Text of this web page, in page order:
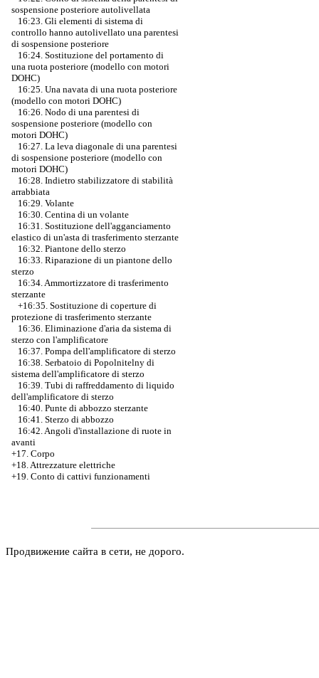
sospensione posteriore autolivellata
16:23. Gli elementi di sistema di
controllo hanno autolivellato una parentesi
di sospensione posteriore
16:24. Sostituzione del portamento di
una ruota posteriore (modello con motori
DOHC)
16:25. Una navata di una ruota posteriore
(modello con motori DOHC)
16:26. Nodo di una parentesi di
sospensione posteriore (modello con
motori DOHC)
16:27. La leva diagonale di una parentesi
di sospensione posteriore (modello con
motori DOHC)
16:28. Indietro stabilizzatore di stabilità
arrabbiata
16:29. Volante
16:30. Centina di un volante
16:31. Sostituzione dell'agganciamento
elastico di un'asta di trasferimento sterzante
16:32. Piantone dello sterzo
16:33. Riparazione di un piantone dello
sterzo
16:34. Ammortizzatore di trasferimento
sterzante
+16:35. Sostituzione di coperture di
protezione di trasferimento sterzante
16:36. Eliminazione d'aria da sistema di
sterzo con l'amplificatore
16:37. Pompa dell'amplificatore di sterzo
16:38. Serbatoio di Popolnitelny di
sistema dell'amplificatore di sterzo
16:39. Tubi di raffreddamento di liquido
dell'amplificatore di sterzo
16:40. Punte di abbozzo sterzante
16:41. Sterzo di abbozzo
16:42. Angoli d'installazione di ruote in
avanti
+17. Corpo
+18. Attrezzature elettriche
+19. Conto di cattivi funzionamenti
Продвижение сайта в сети, не дорого.